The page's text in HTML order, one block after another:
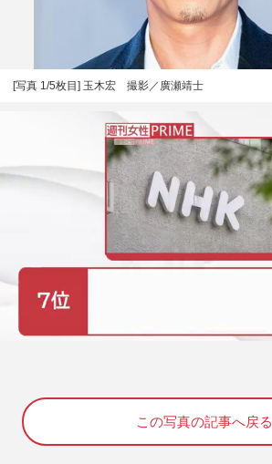
[写真 1/5枚目] 玉木宏 撮影／廣瀬靖士
この写真の記事へ戻る